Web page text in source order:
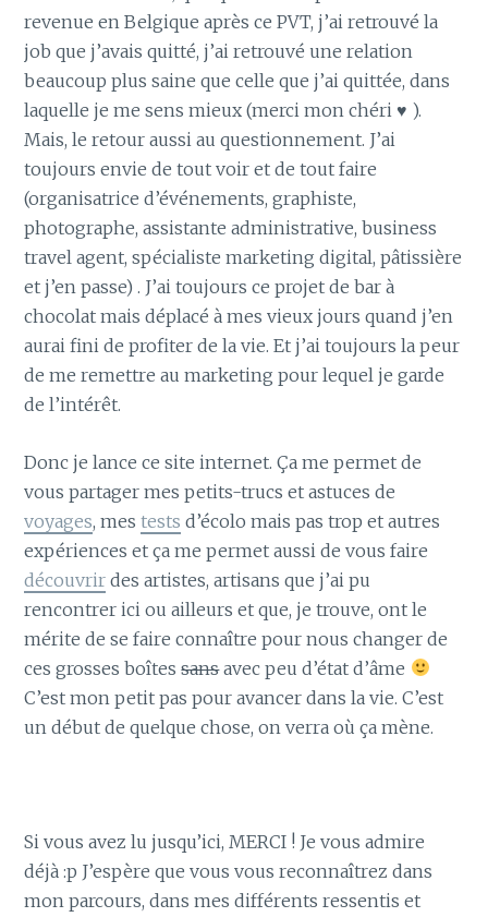
revenue en Belgique après ce PVT, j’ai retrouvé la
job que j’avais quitté, j’ai retrouvé une relation
beaucoup plus saine que celle que j’ai quittée, dans
laquelle je me sens mieux (merci mon chéri ♥ ).
Mais, le retour aussi au questionnement. J’ai
toujours envie de tout voir et de tout faire
(organisatrice d’événements, graphiste,
photographe, assistante administrative, business
travel agent, spécialiste marketing digital, pâtissière
et j’en passe) . J’ai toujours ce projet de bar à
chocolat mais déplacé à mes vieux jours quand j’en
aurai fini de profiter de la vie. Et j’ai toujours la peur
de me remettre au marketing pour lequel je garde
de l’intérêt.
Donc je lance ce site internet. Ça me permet de
vous partager mes petits-trucs et astuces de
voyages, mestests d’écolo mais pas trop et autres
expériences et ça me permet aussi de vous faire
découvrir des artistes, artisans que j’ai pu
rencontrer ici ou ailleurs et que, je trouve, ont le
mérite de se faire connaître pour nous changer de
ces grosses boîtessansavec peu d’état d’âme
C’est mon petit pas pour avancer dans la vie. C’est
un début de quelque chose, on verra où ça mène.
Si vous avez lu jusqu’ici, MERCI ! Je vous admire
déjà :p J’espère que vous vous reconnaîtrez dans
mon parcours, dans mes différents ressentis et